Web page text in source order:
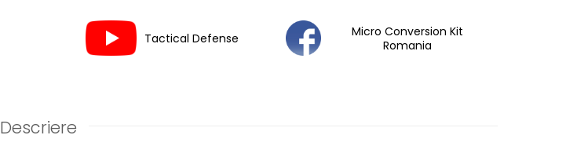
Tactical Defense
Micro Conversion Kit
Romania
Descriere